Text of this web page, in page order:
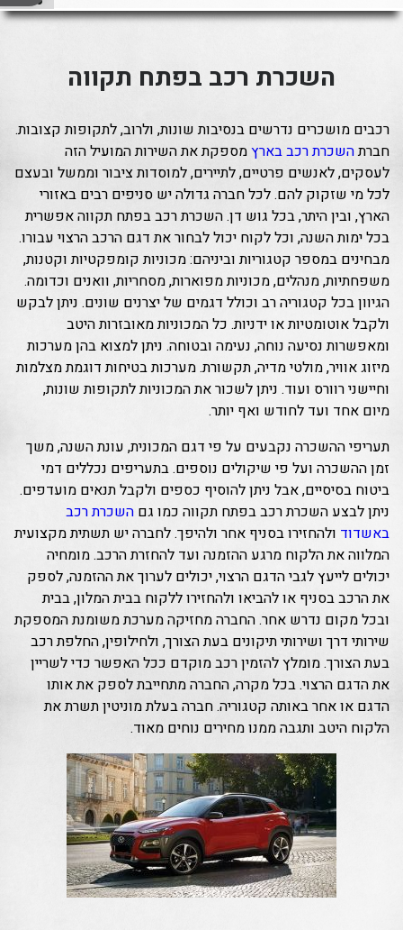
השכרת רכב בפתח תקווה
רכבים מושכרים נדרשים בנסיבות שונות, ולרוב, לתקופות קצובות.
חברתהשכרת רכב בארץמספקת את השירות המועיל הזה
לעסקים, לאנשים פרטיים, לתיירים, למוסדות ציבור וממשל ובעצם
לכל מי שזקוק להם. לכל חברה גדולה יש סניפים רבים באזורי
הארץ, ובין היתר, בכל גוש דן. השכרת רכב בפתח תקווה אפשרית
בכל ימות השנה, וכל לקוח יכול לבחור את דגם הרכב הרצוי עבורו.
מבחינים במספר קטגוריות וביניהם: מכוניות קומפקטיות וקטנות,
משפחתיות, מנהלים, מכוניות מפוארות, מסחריות, וואנים וכדומה.
הגיוון בכל קטגוריה רב וכולל דגמים של יצרנים שונים. ניתן לבקש
ולקבל אוטומטיות או ידניות. כל המכוניות מאובזרות היטב
ומאפשרות נסיעה נוחה, נעימה ובטוחה. ניתן למצוא בהן מערכות
מיזוג אוויר, מולטי מדיה, תקשורת. מערכות בטיחות דוגמת מצלמות
וחיישני רוורס ועוד. ניתן לשכור את המכוניות לתקופות שונות,
מיום אחד ועד לחודש ואף יותר.
תעריפי ההשכרה נקבעים על פי דגם המכונית, עונת השנה, משך
זמן ההשכרה ועל פי שיקולים נוספים. בתעריפים נכללים דמי
ביטוח בסיסיים, אבל ניתן להוסיף כספים ולקבל תנאים מועדפים.
ניתן לבצע השכרת רכב בפתח תקווה כמו גם השכרת רכב
באשדוד ולהחזירו בסניף אחר ולהיפך. לחברה יש תשתית מקצועית
המלווה את הלקוח מרגע ההזמנה ועד להחזרת הרכב. מומחיה
יכולים לייעץ לגבי הדגם הרצוי, יכולים לערוך את ההזמנה, לספק
את הרכב בסניף או להביאו ולהחזירו ללקוח בבית המלון, בבית
ובכל מקום נדרש אחר. החברה מחזיקה מערכת משומנת המספקת
שירותי דרך ושירותי תיקונים בעת הצורך, ולחילופין, החלפת רכב
בעת הצורך. מומלץ להזמין רכב מוקדם ככל האפשר כדי לשריין
את הדגם הרצוי. בכל מקרה, החברה מתחייבת לספק את אותו
הדגם או אחר באותה קטגוריה. חברה בעלת מוניטין תשרת את
הלקוח היטב ותגבה ממנו מחירים נוחים מאוד.